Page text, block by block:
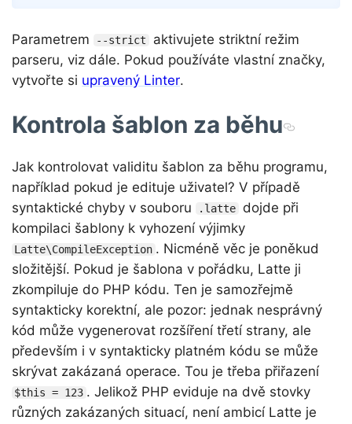
Parametrem --strict
aktivujete striktní režim
parseru, viz dále. Pokud používáte vlastní značky,
vytvořte si upravený Linter.
Kontrola šablon za běhu
Jak kontrolovat validitu šablon za běhu programu,
například pokud je edituje uživatel? V případě
syntaktické chyby v souboru
.latte
dojde při
kompilaci šablony k vyhození výjimky
Latte\CompileException . Nicméně věc je poněkud
složitější. Pokud je šablona v pořádku, Latte ji
zkompiluje do PHP kódu. Ten je samozřejmě
syntakticky korektní, ale pozor: jednak nesprávný
kód může vygenerovat rozšíření třetí strany, ale
především i v syntakticky platném kódu se může
skrývat zakázaná operace. Tou je třeba přiřazení
$this = 123 . Jelikož PHP eviduje na dvě stovky
různých zakázaných situací, není ambicí Latte je